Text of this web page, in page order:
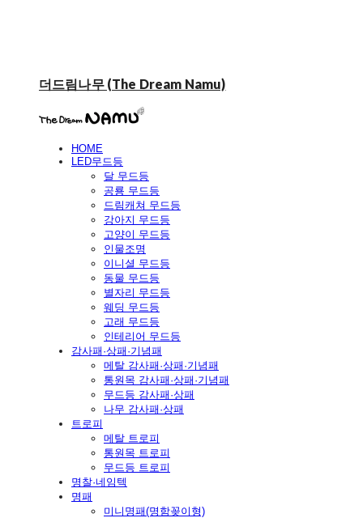
더드림나무 (The Dream Namu)
HOME
LED무드등
달 무드등
공룡 무드등
드림캐쳐 무드등
강아지 무드등
고양이 무드등
인물조명
이니셜 무드등
동물 무드등
별자리 무드등
웨딩 무드등
고래 무드등
인테리어 무드등
감사패·상패·기념패
메탈 감사패·상패·기념패
통원목 감사패·상패·기념패
무드등 감사패·상패
나무 감사패·상패
트로피
메탈 트로피
통원목 트로피
무드등 트로피
명찰·네임텍
명패
미니명패(명함꽂이형)